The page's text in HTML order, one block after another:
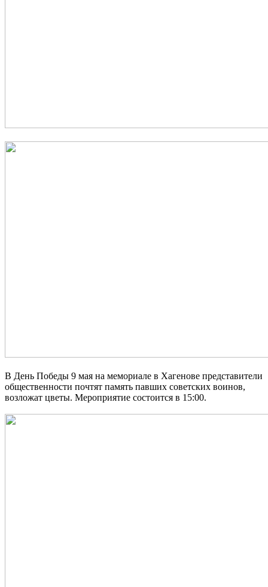
В День Победы 9 мая на мемориале в Хагенове представители
общественности почтят память павших советских воинов,
возложат цветы. Мероприятие состоится в 15:00.